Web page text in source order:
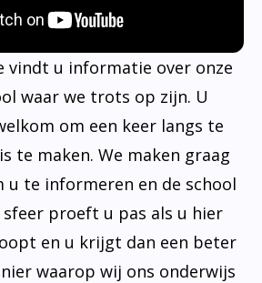
vindt u informatie over onze
waar we trots op zijn. U
om een keer langs te
te maken. We maken graag
u te informeren en de school
sfeer proeft u pas als u hier
en u krijgt dan een beter
waarop wij ons onderwijs